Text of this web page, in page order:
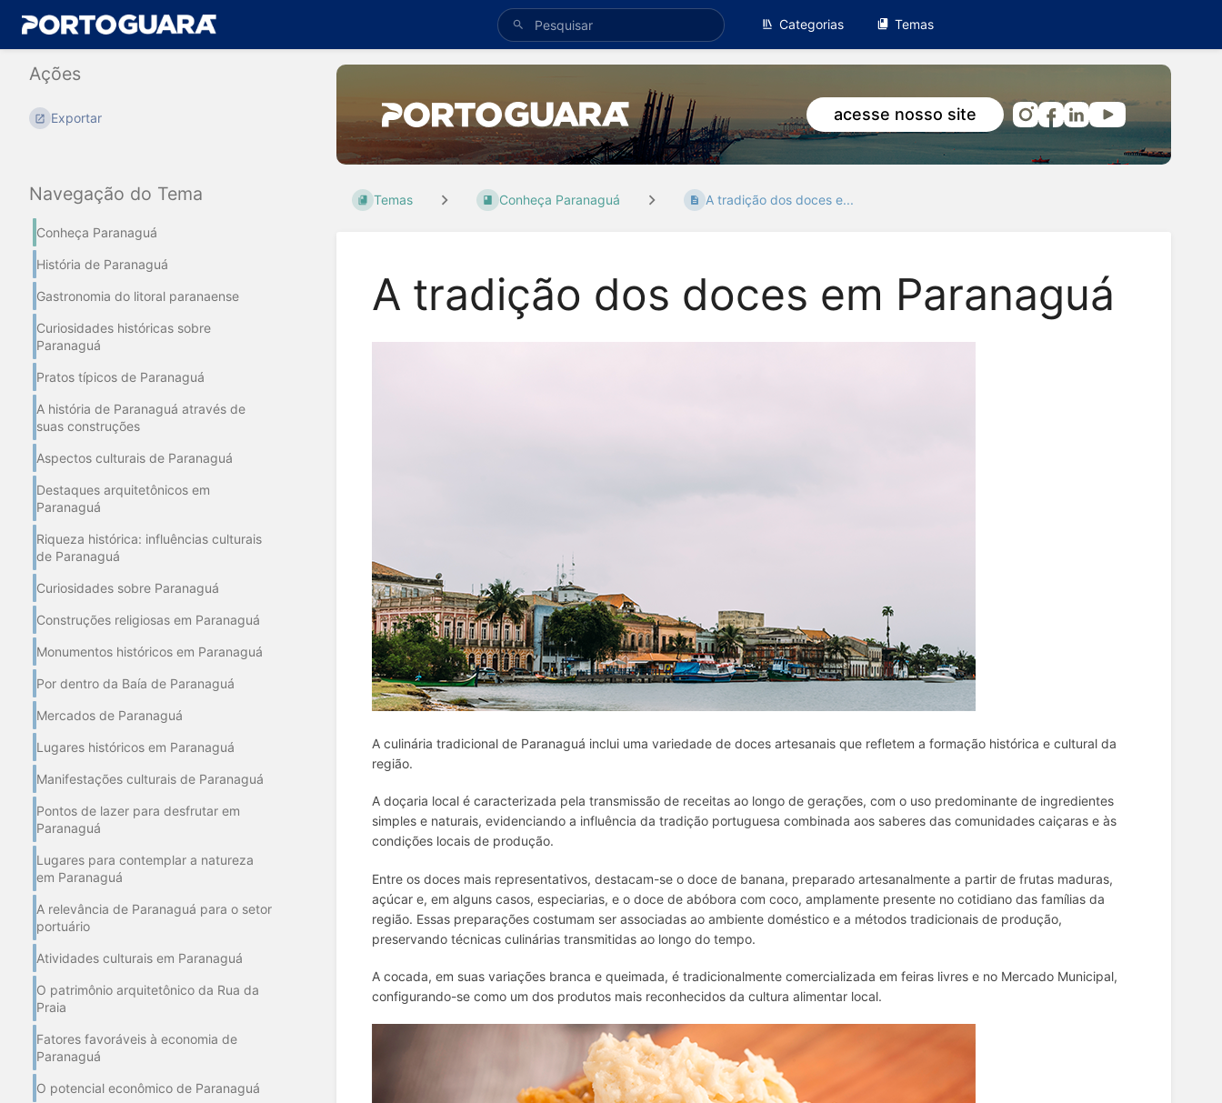
Categorias Temas
Navegação do Tema
Conheça Paranaguá
História de Paranaguá
Gastronomia do litoral paranaense
Curiosidades históricas sobre
Paranaguá
Pratos típicos de Paranaguá
A história de Paranaguá através de
suas construções
Aspectos culturais de Paranaguá
Destaques arquitetônicos em
Paranaguá
Riqueza histórica: influências culturais
de Paranaguá
Curiosidades sobre Paranaguá
Construções religiosas em Paranaguá
Monumentos históricos em Paranaguá
Por dentro da Baía de Paranaguá
Mercados de Paranaguá
Lugares históricos em Paranaguá
Manifestações culturais de Paranaguá
Pontos de lazer para desfrutar em
Paranaguá
Lugares para contemplar a natureza
em Paranaguá
A relevância de Paranaguá para o setor
portuário
Atividades culturais em Paranaguá
O patrimônio arquitetônico da Rua da
Praia
Fatores favoráveis à economia de
Paranaguá
O potencial econômico de Paranaguá
acesse nosso site
Temas Conheça Paranaguá A tradição dos doces e...
A tradição dos doces em Paranaguá
A culinária tradicional de Paranaguá inclui uma variedade de doces artesanais que refletem a formação histórica e cultural da
região.
A doçaria local é caracterizada pela transmissão de receitas ao longo de gerações, com o uso predominante de ingredientes
simples e naturais, evidenciando a influência da tradição portuguesa combinada aos saberes das comunidades caiçaras e às
condições locais de produção.
Entre os doces mais representativos, destacam-se o doce de banana, preparado artesanalmente a partir de frutas maduras,
açúcar e, em alguns casos, especiarias, e o doce de abóbora com coco, amplamente presente no cotidiano das famílias da
região. Essas preparações costumam ser associadas ao ambiente doméstico e a métodos tradicionais de produção,
preservando técnicas culinárias transmitidas ao longo do tempo.
A cocada, em suas variações branca e queimada, é tradicionalmente comercializada em feiras livres e no Mercado Municipal,
configurando-se como um dos produtos mais reconhecidos da cultura alimentar local.
Ações
Exportar